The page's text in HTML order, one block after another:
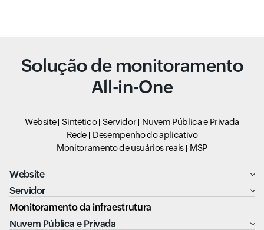
Solução de monitoramento
All-in-One
Website Sintético Servidor
Nuvem Pública e Privada
Rede
Desempenho do aplicativo
Monitoramento de usuários reais
MSP
Website
Servidor
Monitoramento da infraestrutura
Nuvem Pública e Privada